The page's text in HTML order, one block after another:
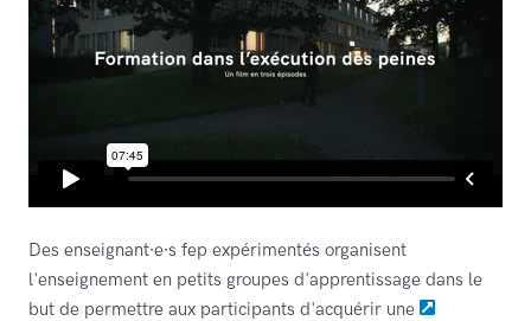
Des enseignant∙e∙s fep expérimentés organisent
l'enseignement en petits groupes d'apprentissage dans le
but de permettre aux participants d'acquérir une